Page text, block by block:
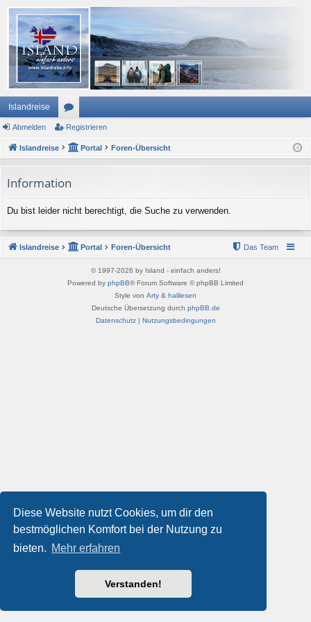
Diese Website nutzt Cookies, um dir den
bestmöglichen Komfort bei der Nutzung zu
bieten. Mehr erfahren
Verstanden!
Islandreise
or
en
Abmelden Registrieren
Islandreise Portal Foren-Übersicht
Information
Du bist leider nicht berechtigt, die Suche zu verwenden.
Islandreise Portal Foren-Übersicht Das Team
© 1997-2026 by Island - einfach anders!
Powered by phpBB® Forum Software © phpBB Limited
Style von Arty & halilesen
Deutsche Übersetzung durch phpBB.de
Datenschutz| Nutzungsbedingungen